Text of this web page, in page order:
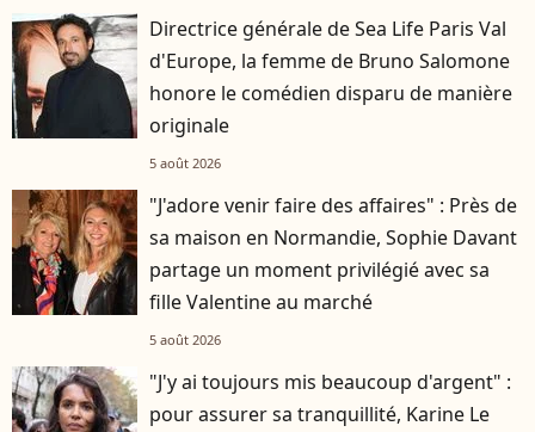
Directrice générale de Sea Life Paris Val
d'Europe, la femme de Bruno Salomone
honore le comédien disparu de manière
originale
5 août 2026
"J'adore venir faire des affaires" : Près de
sa maison en Normandie, Sophie Davant
partage un moment privilégié avec sa
fille Valentine au marché
5 août 2026
"J'y ai toujours mis beaucoup d'argent" :
pour assurer sa tranquillité, Karine Le